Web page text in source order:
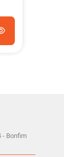
- Bonfim